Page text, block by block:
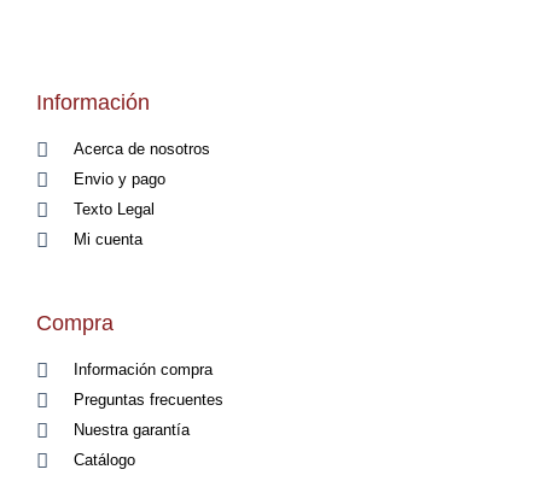
Información
Acerca de nosotros
Envio y pago
Texto Legal
Mi cuenta
Compra
Información compra
Preguntas frecuentes
Nuestra garantía
Catálogo